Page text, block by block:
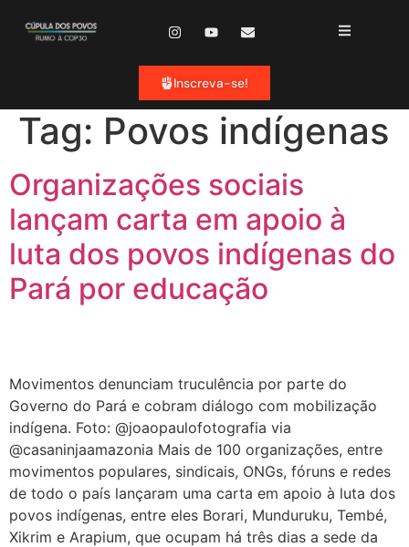
conteúdo
Inscreva-se!
Tag: Povos indígenas
Organizações sociais
lançam carta em apoio à
luta dos povos indígenas do
Pará por educação
Movimentos denunciam truculência por parte do
Governo do Pará e cobram diálogo com mobilização
indígena. Foto: @joaopaulofotografia via
@casaninjaamazonia Mais de 100 organizações, entre
movimentos populares, sindicais, ONGs, fóruns e redes
de todo o país lançaram uma carta em apoio à luta dos
povos indígenas, entre eles Borari, Munduruku, Tembé,
Xikrim e Arapium, que ocupam há três dias a sede da